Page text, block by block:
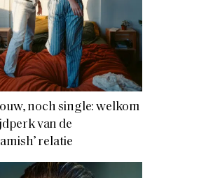
noch single: welkom
van de
relatie